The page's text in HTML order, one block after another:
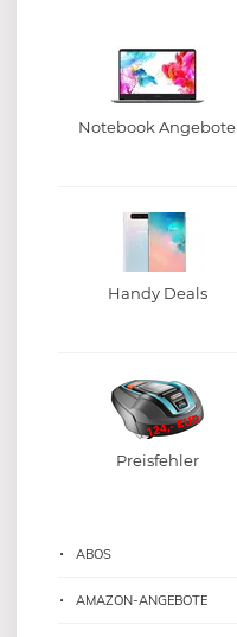
Notebook Angebote
Handy Deals
Preisfehler
ABOS
AMAZON-ANGEBOTE